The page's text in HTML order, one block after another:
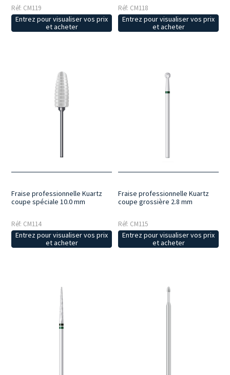
Réf: CM119
Entrez pour visualiser vos prix
et acheter
Réf: CM118
Entrez pour visualiser vos prix
et acheter
Fraise professionnelle Kuartz
coupe spéciale 10.0 mm
Réf: CM114
Entrez pour visualiser vos prix
et acheter
Fraise professionnelle Kuartz
coupe grossière 2.8 mm
Réf: CM115
Entrez pour visualiser vos prix
et acheter